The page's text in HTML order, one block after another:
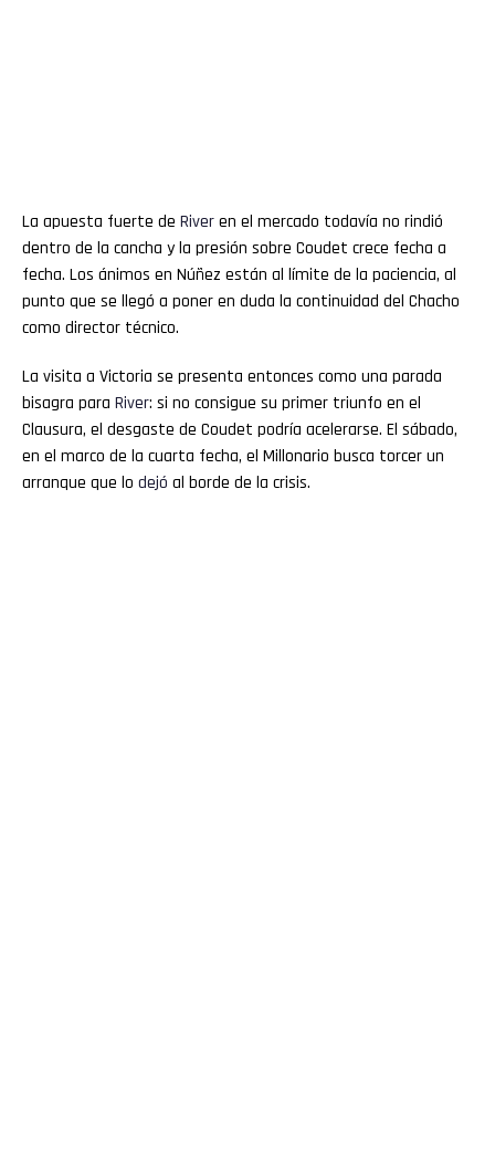
La apuesta fuerte de Riveren el mercado todavía no rindió
dentro de la cancha y la presión sobre Coudet crece fecha a
fecha. Los ánimos en Núñez están al límite de la paciencia, al
punto que se llegó a poner en duda la continuidad del Chacho
como director técnico.
La visita a Victoria se presenta entonces como una parada
bisagra para River: si no consigue su primer triunfo en el
Clausura, el desgaste de Coudet podría acelerarse. El sábado,
en el marco de la cuarta fecha, el Millonario busca torcer un
arranque que lo dejó al borde de la crisis.